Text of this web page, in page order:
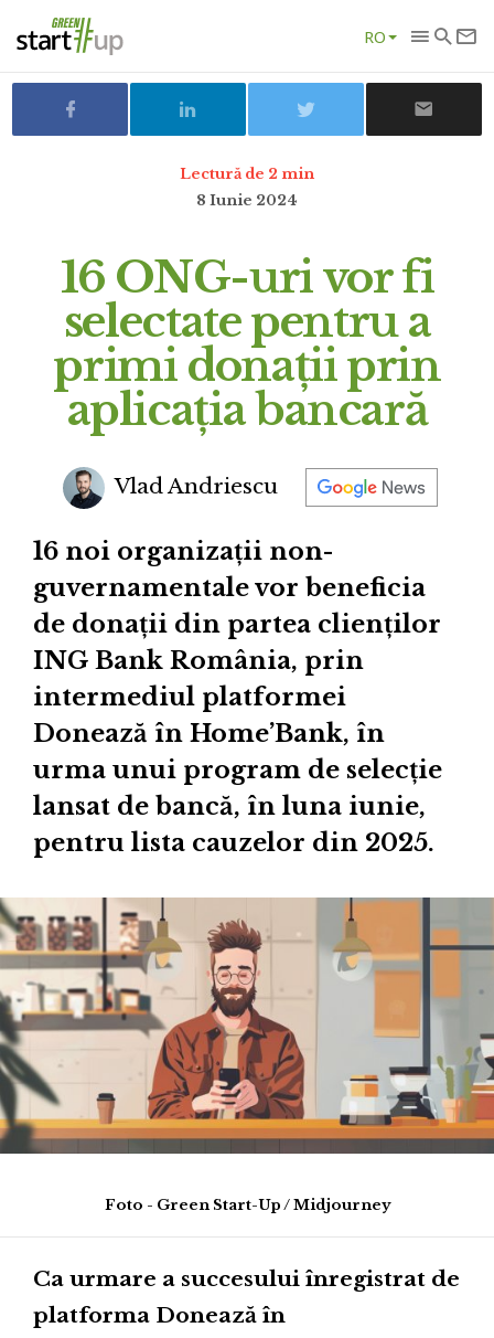
RO
Lectură de 2 min
8 Iunie 2024
16 ONG-uri vor fi
selectate pentru a
primi donații prin
aplicația bancară
Vlad Andriescu
16 noi organizații non-
guvernamentale vor beneficia
de donații din partea clienților
ING Bank România, prin
intermediul platformei
Donează în Home’Bank, în
urma unui program de selecție
lansat de bancă, în luna iunie,
pentru lista cauzelor din 2025.
Foto - Green Start-Up / Midjourney
Ca urmare a succesului înregistrat de
platforma Donează în